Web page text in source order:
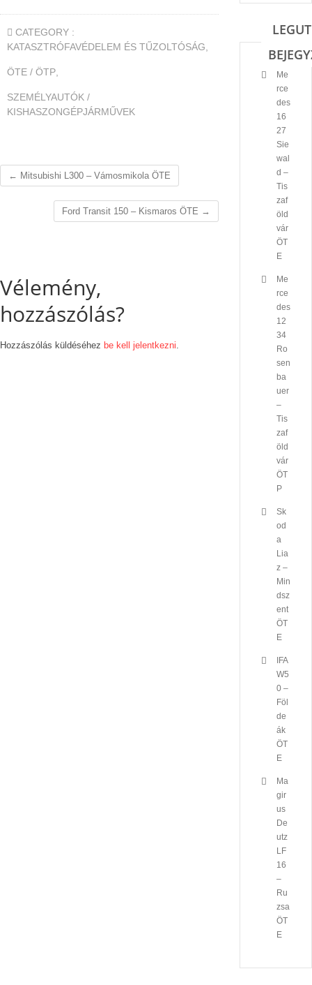
CATEGORY :
KATASZTRÓFAVÉDELEM ÉS TŰZOLTÓSÁG
ÖTE / ÖTP
SZEMÉLYAUTÓK /
KISHASZONGÉPJÁRMŰVEK
← Mitsubishi L300 – Vámosmikola ÖTE
Ford Transit 150 – Kismaros ÖTE →
Vélemény,
hozzászólás?
Hozzászólás küldéséhez be kell jelentkezni
Me
rce
des
16
27
Sie
wal
d –
Tis
zaf
öld
vár
ÖT
E
Me
rce
des
12
34
Ro
sen
ba
uer
–
Tis
zaf
öld
vár
ÖT
P
Sk
od
a
Lia
z –
Min
dsz
ent
ÖT
E
IFA
W5
0 –
Föl
de
ák
ÖT
E
Ma
gir
us
De
utz
LF
16
–
Ru
zsa
ÖT
E